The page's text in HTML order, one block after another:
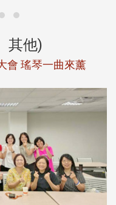
其他)
會 瑤琴一曲來薰